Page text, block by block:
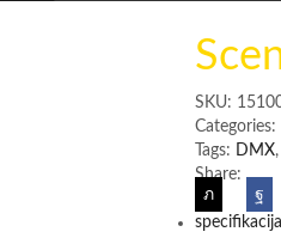
SKU:
Categories:
Tags: DMX,
Share:
specifikacija